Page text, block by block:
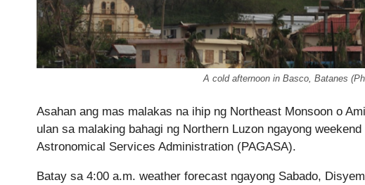
A cold afternoon in Basco, Batanes
Asahan ang mas malakas na ihip ng Northeast Monsoon o
ulan sa malaking bahagi ng Northern Luzon ngayong
Astronomical Services Administration (PAGASA).
Batay sa 4:00 a.m. weather forecast ngayong Sabado,